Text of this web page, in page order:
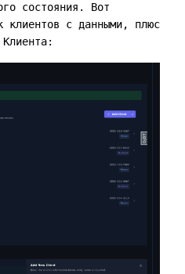
состояния. Вот
клиентов с данными, плюс